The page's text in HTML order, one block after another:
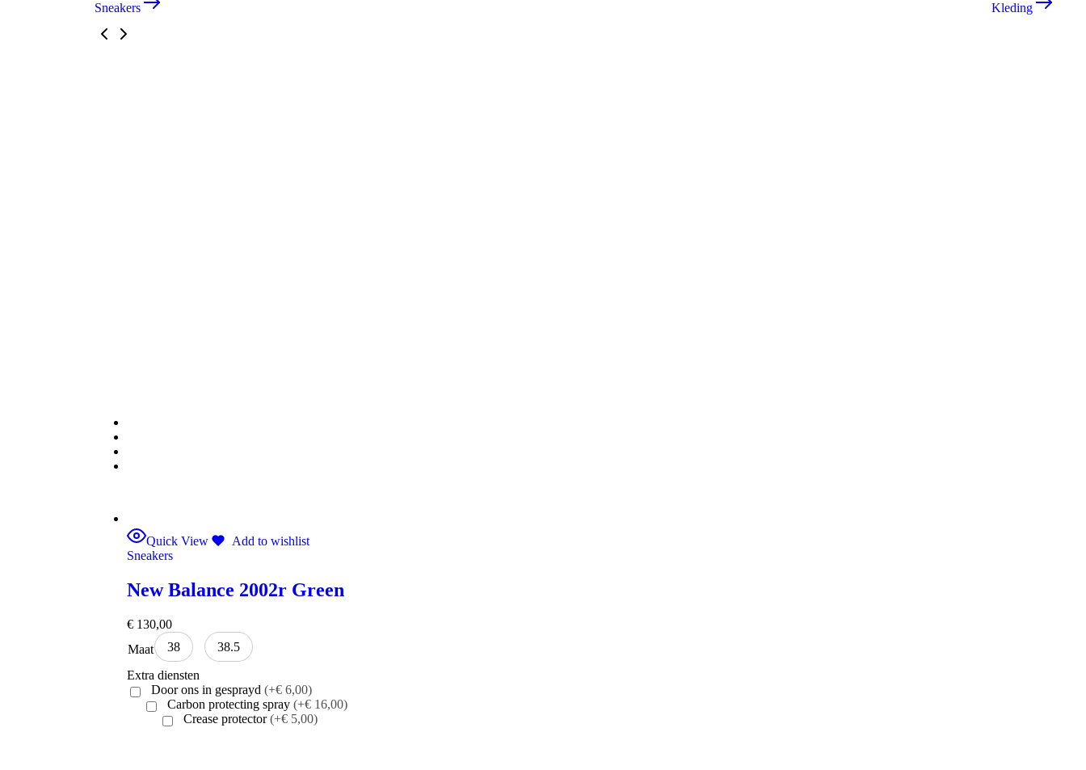
Sneakers Kleding
Quick View
Add to wishlist
Sneakers
New Balance 2002r Green
€ 130,00
Maat
38 38.5
Extra diensten
Door ons in gesprayd (+€ 6,00)
Carbon protecting spray (+€ 16,00)
Crease protector(+€ 5,00)